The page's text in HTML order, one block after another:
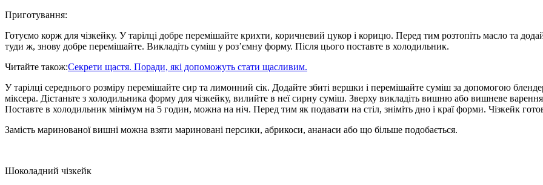
Приготування:
Готуємо корж для чізкейку. У тарілці добре перемішайте крихти, коричневий цукор і корицю. Перед тим розтопіть масло та
туди ж, знову добре перемішайте. Викладіть суміш у роз’ємну форму. Після цього поставте в холодильник.
Читайте також:Секрети щастя. Поради, які допоможуть стати щасливим.
У тарілці середнього розміру перемішайте сир та лимонний сік. Додайте збиті вершки і перемішайте суміш за допомогою
міксера. Дістаньте з холодильника форму для чізкейку, вилийте в неї сирну суміш. Зверху викладіть вишню або вишневе
Поставте в холодильник мінімум на 5 годин, можна на ніч. Перед тим як подавати на стіл, зніміть дно і краї форми. Чізкейк
Замість маринованої вишні можна взяти мариновані персики, абрикоси, ананаси або що більше подобається.
Шоколадний чізкейк